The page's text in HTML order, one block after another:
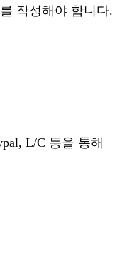
작성해야 합니다.
L/C 등을 통해